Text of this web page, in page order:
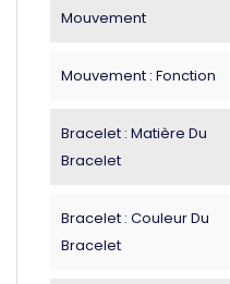
Mouvement
Mouvement : Fonction
Bracelet : Matière Du
Bracelet
Bracelet : Couleur Du
Bracelet